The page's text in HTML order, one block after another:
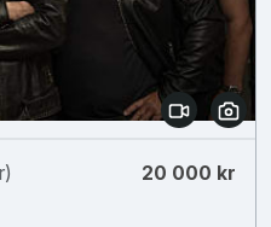
20 000 kr